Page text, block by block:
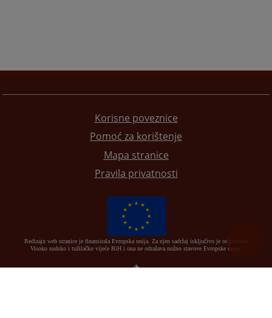
Korisne poveznice
Pomoć za korištenje
Mapa stranice
Pravila privatnosti
Redizajn web stranice je finansirala Evropska unija. Za njen sadržaj isključivo je odgovorno
Visoko sudsko i tužilačko vijeće BiH i ona ne odražava nužno stavove Evropske unije.